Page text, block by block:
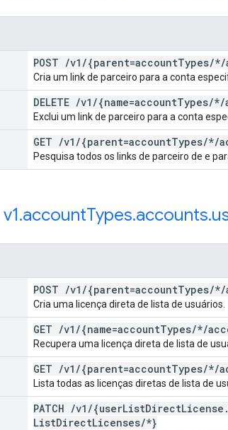
POST /v1 /{parent=accountTypes/*/
Cria um link de parceiro para a conta
DELETE /v1 /{name=accountTypes/*/
Exclui um link de parceiro para a conta
GET /v1 /{parent=accountTypes/*/
Pesquisa todos os links de parceiro de e
v1.accountTypes.accounts.
POST /v1 /{parent=accountTypes/*/
Cria uma licença direta de lista de usuários.
GET /v1 /{name=accountTypes/*/
Recupera uma licença direta de lista de
GET /v1 /{parent=accountTypes/*/
Lista todas as licenças diretas de lista de
PATCH /v1 /{userListDirectLicense .
ListDirectLicenses/*}